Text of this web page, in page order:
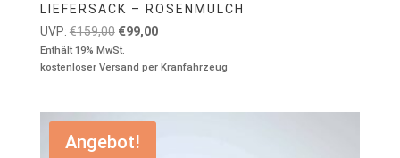
LIEFERSACK – ROSENMULCH
UVP: €159,00 Ursprünglicher
Preis
war:
€99,00Aktueller
ist:
Enthält 19% MwSt.
kostenloser Versand per Kranfahrzeug
Angebot!